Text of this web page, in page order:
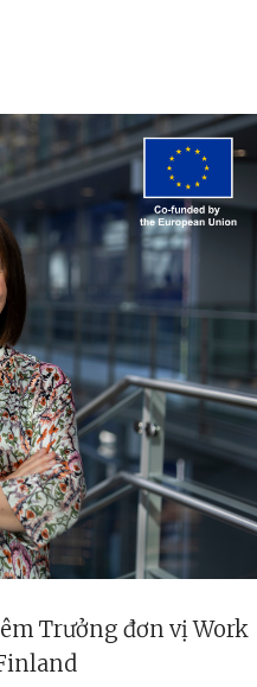
Trưởng đơn vị Work